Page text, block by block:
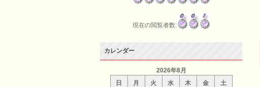
現在の閲覧者数:
カレンダー
2026年8月
日
月 火 水 木 金 土